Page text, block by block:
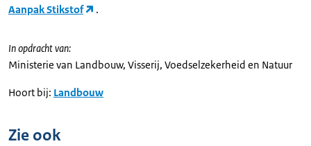
Aanpak Stikstof
.
In opdracht van:
Ministerie van Landbouw, Visserij, Voedselzekerheid en Natuur
Hoort bij: Landbouw
Zie ook